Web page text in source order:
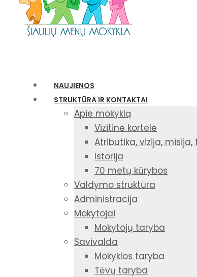
NAUJIENOS
STRUKTŪRA IR KONTAKTAI
Apie mokyklą
Vizitinė kortelė
Atributika, vizija, misija,
Istorija
70 metų kūrybos
Valdymo struktūra
Administracija
Mokytojai
Mokytojų taryba
Savivalda
Mokyklos taryba
Tėvų taryba